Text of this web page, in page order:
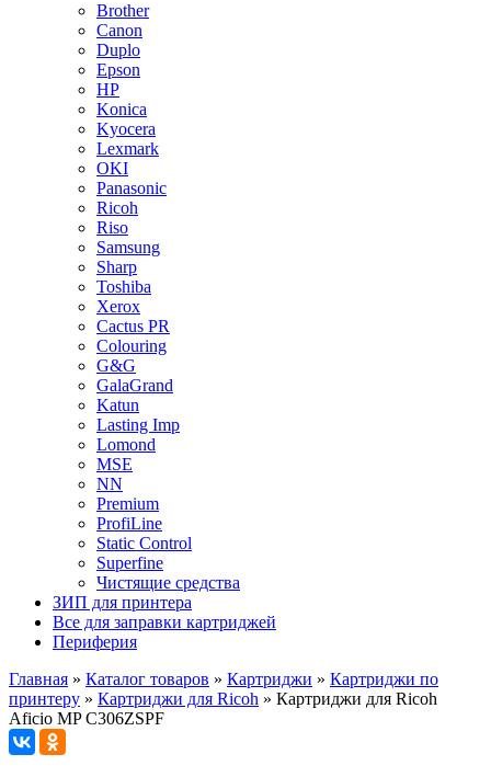
Brother
Canon
Duplo
Epson
HP
Konica
Kyocera
Lexmark
OKI
Panasonic
Ricoh
Riso
Samsung
Sharp
Toshiba
Xerox
Cactus PR
Colouring
G&G
GalaGrand
Katun
Lasting Imp
Lomond
MSE
NN
Premium
ProfiLine
Static Control
Superfine
Чистящие средства
ЗИП для принтера
Все для заправки картриджей
Периферия
Главная » Каталог товаров » Картриджи » Картриджи по
принтеру » Картриджи для Ricoh » Картриджи для Ricoh
Aficio MP C306ZSPF